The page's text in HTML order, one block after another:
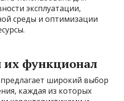
эксплуатации,
среды и оптимизации
функционал
широкий выбор
каждая из которых